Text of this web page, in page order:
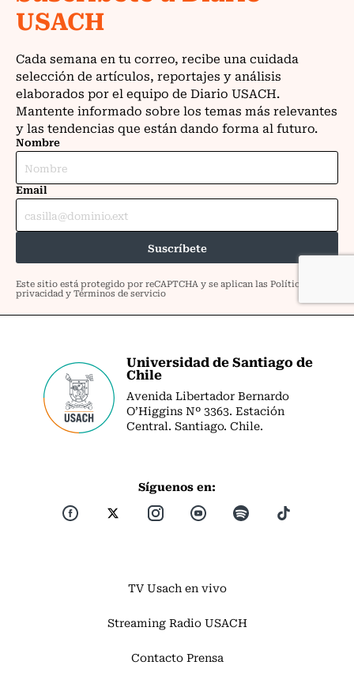
Universidad de Santiago de
Chile
Avenida Libertador Bernardo
O’Higgins Nº 3363. Estación
Central. Santiago. Chile.
Síguenos en:
TV Usach en vivo
Streaming Radio USACH
Contacto Prensa